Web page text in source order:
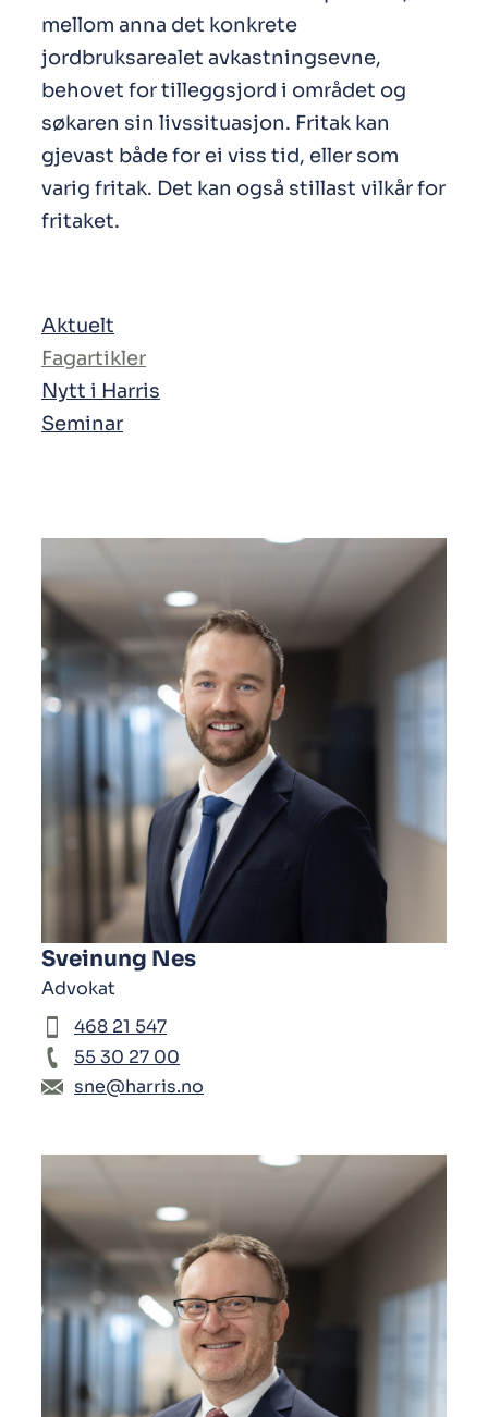
mellom anna det konkrete
jordbruksarealet avkastningsevne,
behovet for tilleggsjord i området og
søkaren sin livssituasjon. Fritak kan
gjevast både for ei viss tid, eller som
varig fritak. Det kan også stillast vilkår for
fritaket.
Aktuelt
Fagartikler
Nytt i Harris
Seminar
Sveinung Nes
Advokat
468 21 547
55 30 27 00
sne@harris.no